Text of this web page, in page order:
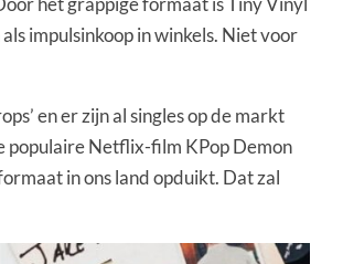
impulsinkoop in winkels. Niet voor
en er zijn al singles op de markt
populaire Netflix-film KPop Demon
in ons land opduikt. Dat zal